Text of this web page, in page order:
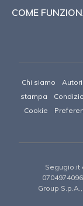
COME
Chi siamo Autori
stampa
Cookie
Segugio.it
Group